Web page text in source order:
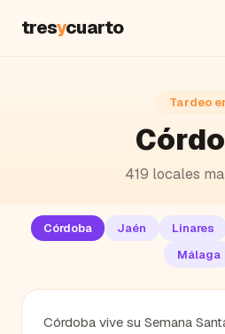
tresycuarto
Tardeo
419 locales
Córdoba Jaén Linares
Málaga
Córdoba vive su Semana